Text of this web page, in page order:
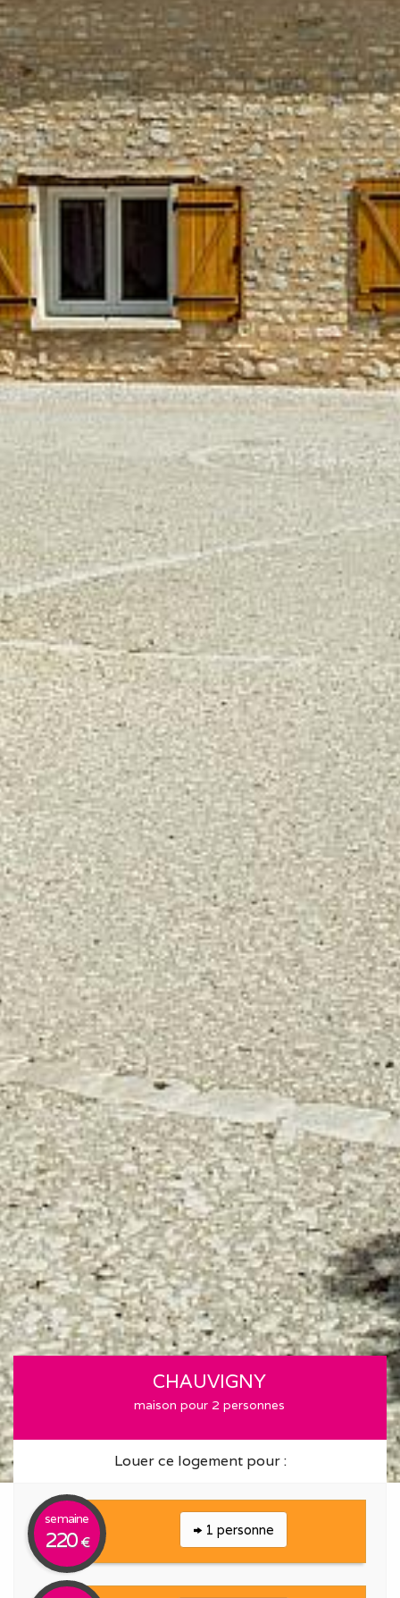
CHAUVIGNY
maison pour 2 personnes
Louer ce logement pour :
1 personne
semaine
220 €